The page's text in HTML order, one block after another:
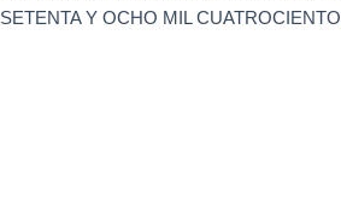
SETENTA Y OCHO MIL